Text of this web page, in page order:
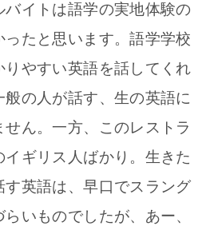
イトは語学の実地体験の
たと思います。語学学校
りやすい英語を話してくれ
の人が話す、生の英語に
ん。一方、このレストラ
ギリス人ばかり。生きた
英語は、早口でスラング
いものでしたが、あー、